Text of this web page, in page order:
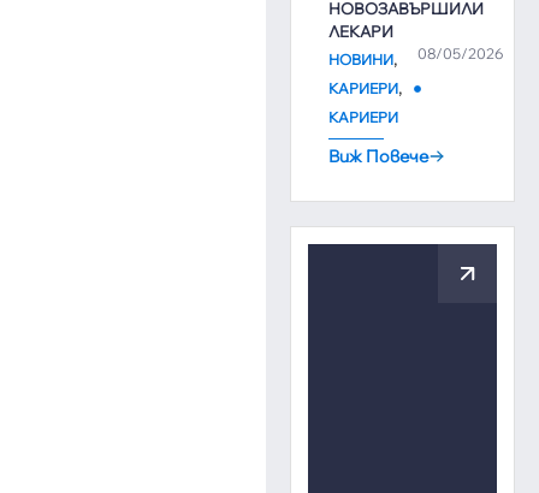
НОВОЗАВЪРШИЛИ
ЛЕКАРИ
08/05/2026
НОВИНИ,
КАРИЕРИ,
КАРИЕРИ
Виж Повече